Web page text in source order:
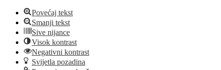
Povećaj tekst
Smanji tekst
Sive nijance
Visok kontrast
Negativni kontrast
Svijetla pozadina